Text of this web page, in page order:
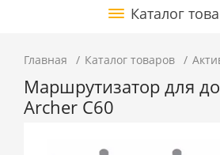
Каталог
Главная Каталог товаров
Маршрутизатор для
Archer C60